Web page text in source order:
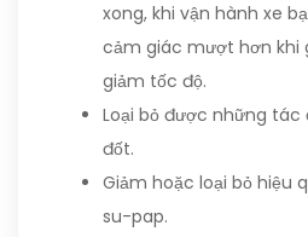
xong, khi vận hành xe
cảm giác mượt hơn khi
giảm tốc độ.
Loại bỏ được những tác
đốt.
Giảm hoặc loại bỏ hiệu
su-pap.